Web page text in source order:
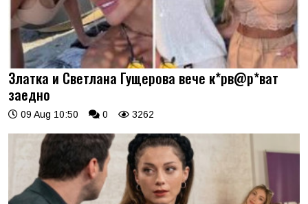
Златка и Светлана Гущерова вече к*рв@р*ват
заедно
09 Aug 10:50 0 3262